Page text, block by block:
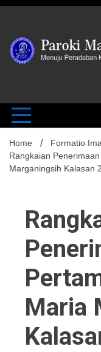
Skip
Home
Formatio
Rangkaian
Marganingsih Kalasan
Maria